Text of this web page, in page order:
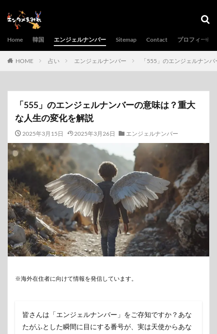
Home 韓国 エンジェルナンバー Sitemap Contact プロフィール
HOME 占い エンジェルナンバー 「555」のエンジェルナン
「555」のエンジェルナンバーの意味は？重大
な人生の変化を解説
2025年3月15日 2025年3月26日 エンジェルナンバー
※海外在住者に向けて情報を発信しています。
皆さんは「エンジェルナンバー」をご存知ですか？あな
たがふとした瞬間に目にする番号が、実は天使からあな